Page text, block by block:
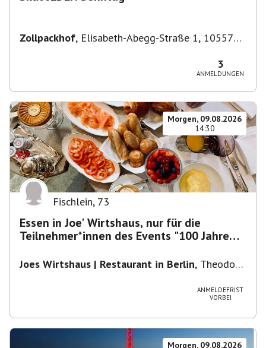
Zollpackhof, Elisabeth-Abegg-Straße 1, 10557
3
ANMELDUNGEN
Morgen, 09.08.2026
14:30
Fischlein, 73
Essen in Joe' Wirtshaus, nur für die
Teilnehmer*innen des Events "100 Jahre
Joes Wirtshaus | Restaurant in Berlin, Theodor-
ANMELDEFRIST
VORBEI
Morgen, 09.08.2026